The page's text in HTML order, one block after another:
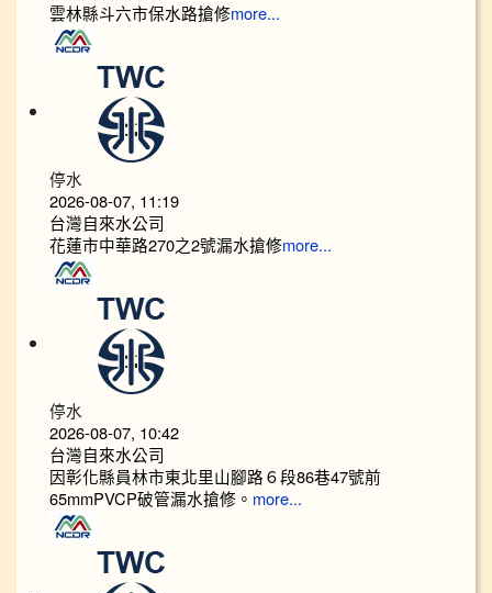
雲林縣斗六市保水路搶修more...
停水
2026-08-07, 11:19
台灣自來水公司
花蓮市中華路270之2號漏水搶修more...
停水
2026-08-07, 10:42
台灣自來水公司
因彰化縣員林市東北里山腳路６段86巷47號前
65mmPVCP破管漏水搶修。 more...